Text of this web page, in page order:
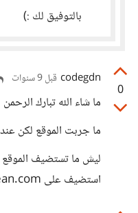
بالتوفيق لك :)
0
codegdn قبل 9 سنوات
ما شاء الله تبارك الرحمن
ما جربت الموقع لكن
استضيف على digitalocean.com